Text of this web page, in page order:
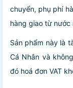
chuyển, phụ phí
hàng giao từ nước
Sản phẩm này là
Cá Nhân và
đó hoá đơn VAT